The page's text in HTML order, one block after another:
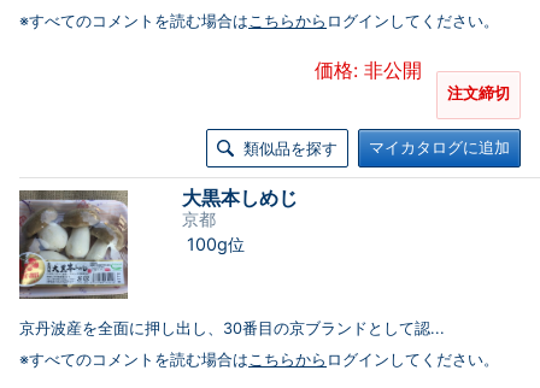
※すべてのコメントを読む場合はこちらから ログインしてください。
価格: 非公開
注文締切
類似品を探す マイカタログに追加
大黒本しめじ
京都
100g位
京丹波産を全面に押し出し、30番目の京ブランドとして認...
※すべてのコメントを読む場合はこちらから ログインしてください。